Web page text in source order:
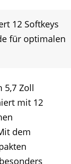
12 Softkeys
für optimalen
5,7 Zoll
mit 12
dem